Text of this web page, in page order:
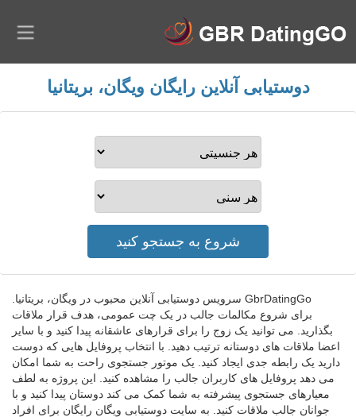
دوستیابی آنلاین رایگان ویگان، بریتانیا
GbrDatingGo سرویس دوستیابی آنلاین محبوب در ویگان، بریتانیا.
برای شروع مکالمات جالب در یک چت عمومی، هدف قرار ملاقات
بگذارید. می توانید یک زوج را برای قرارهای عاشقانه پیدا کنید و با سایر
اعضا ملاقات های دوستانه ترتیب دهید. با انتخاب پروفایل هایی که دوست
دارید یک رابطه جدی ایجاد کنید. یک موتور جستجوی راحت به شما امکان
می دهد پروفایل های کاربران جالب را مشاهده کنید. این پروژه به لطف
معیارهای جستجوی پیشرفته به شما کمک می کند دوستان پیدا کنید و با
جوانان جالب ملاقات کنید. به سایت دوستیابی ویگان رایگان برای افراد